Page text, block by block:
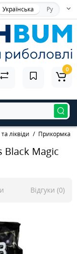
Українська Ру
0
ліквіди Прикормка
Black Magic
Відгуки (0)